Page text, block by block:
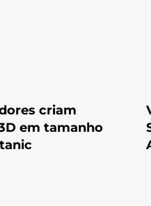
criam
em tamanho